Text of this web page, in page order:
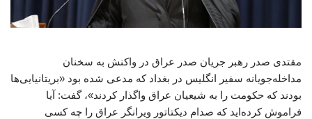
مقتدی صدر رهبر جریان صدر عراق در واکنش به سخنان
مداخله‌جویانه سفیر انگلیس در بغداد که مدعی شده بود «بریتانیایی‌ها
بودند که حکومت را به شیعیان عراق واگذار کردند»، گفت: آیا
فراموش کرده‌اید که صدام دیکتاتور ویرانگر عراق را چه کسی